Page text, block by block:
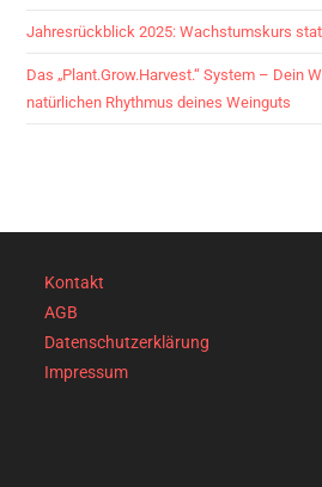
Jahresrückblick 2025: Wachstumskurs
Das „Plant.Grow.Harvest.“ System – Dein
natürlichen Rhythmus deines Weinguts
Kontakt
AGB
Datenschutzerklärung
Impressum